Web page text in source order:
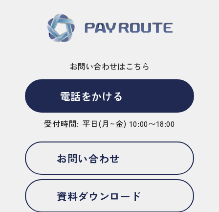
お問い合わせはこちら
電話をかける
受付時間: 平日(月~金) 10:00〜18:00
お問い合わせ
資料ダウンロード